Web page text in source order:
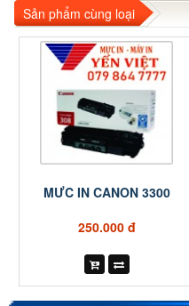
Sản phẩm cùng loại
MƯC IN CANON 3300
250.000 đ